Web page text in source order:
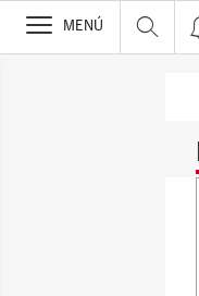
>
MENÚ